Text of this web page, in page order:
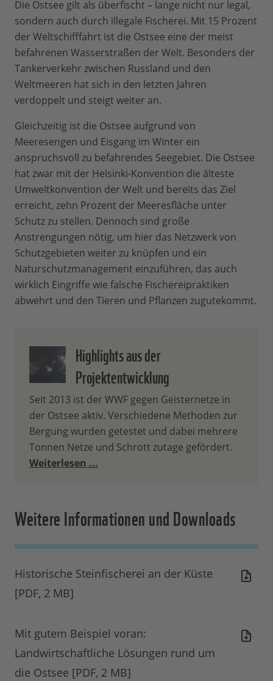
Die Ostsee gilt als überfischt – lange nicht nur legal,
sondern auch durch illegale Fischerei. Mit 15 Prozent
der Weltschifffahrt ist die Ostsee eine der meist
befahrenen Wasserstraßen der Welt. Besonders der
Tankerverkehr zwischen Russland und den
Weltmeeren hat sich in den letzten Jahren
verdoppelt und steigt weiter an.
Gleichzeitig ist die Ostsee aufgrund von
Meeresengen und Eisgang im Winter ein
anspruchsvoll zu befahrendes Seegebiet. Die Ostsee
hat zwar mit der Helsinki-Konvention die älteste
Umweltkonvention der Welt und bereits das Ziel
erreicht, zehn Prozent der Meeresfläche unter
Schutz zu stellen. Dennoch sind große
Anstrengungen nötig, um hier das Netzwerk von
Schutzgebieten weiter zu knüpfen und ein
Naturschutzmanagement einzuführen, das auch
wirklich Eingriffe wie falsche Fischereipraktiken
abwehrt und den Tieren und Pflanzen zugutekommt.
Highlights aus der
Projektentwicklung
Seit 2013 ist der WWF gegen Geisternetze in
der Ostsee aktiv. Verschiedene Methoden zur
Bergung wurden getestet und dabei mehrere
Tonnen Netze und Schrott zutage gefördert.
Weiterlesen ...
Weitere Informationen und Downloads
Historische Steinfischerei an der Küste
[PDF, 2 MB]
Mit gutem Beispiel voran:
Landwirtschaftliche Lösungen rund um
die Ostsee [PDF, 2 MB]